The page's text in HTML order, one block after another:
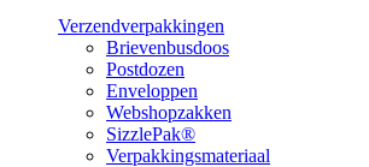
Verzendverpakkingen
Brievenbusdoos
Postdozen
Enveloppen
Webshopzakken
SizzlePak®
Verpakkingsmateriaal